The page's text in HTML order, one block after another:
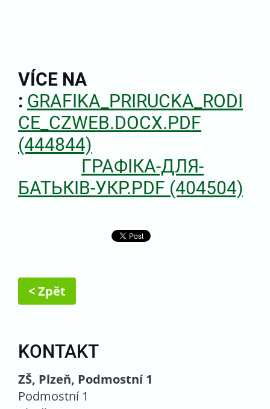
VÍCE NA
: GRAFIKA_PRIRUCKA_RODI
CE_CZWEB.DOCX.PDF
(444844)
ГРАФІКА-ДЛЯ-
БАТЬКІВ-УКР.PDF (404504)
< Zpět
KONTAKT
ZŠ, Plzeň, Podmostní 1
Podmostní 1